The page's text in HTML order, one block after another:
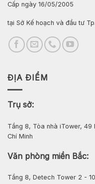
Cấp ngày 16/05/2005
tại Sở Kế hoạch và đầu tư
ĐỊA ĐIỂM
Trụ sở:
Tầng 8, Tòa nhà iTower, 49
Chí Minh
Văn phòng miền Bắc:
Tầng 8, Detech Tower 2 -